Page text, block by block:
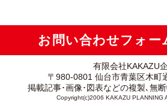
お問い合わせフォー
有限会社KAKAZU
〒980-0801 仙台市青葉区木町
掲載記事･画像･図表などの複製､無断
Copyright(c)2006 KAKAZU PLANNING